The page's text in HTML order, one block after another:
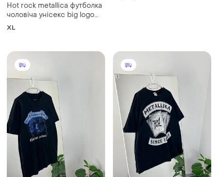
Hot rock metallica футболка
чоловіча унісекс big logo
print street style vintage
XL